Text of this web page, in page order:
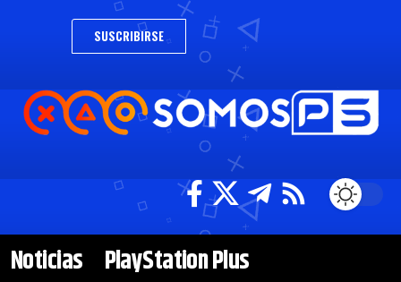
SUSCRIBIRSE
Noticias
PlayStation Plus